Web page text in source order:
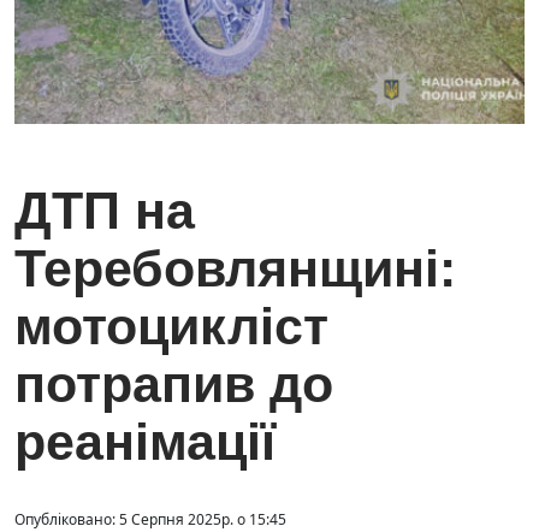
ДТП на
Теребовлянщині:
мотоцикліст
потрапив до
реанімації
Опубліковано: 5 Серпня 2025р. о 15:45